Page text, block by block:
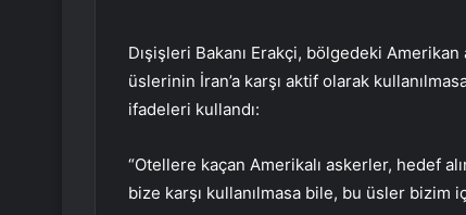
Dışişleri Bakanı Erakçi, bölgedeki
üslerinin İran’a karşı aktif olarak
ifadeleri kullandı:
“Otellere kaçan Amerikalı askerler, hedef
bize karşı kullanılmasa bile, bu üsler bizim